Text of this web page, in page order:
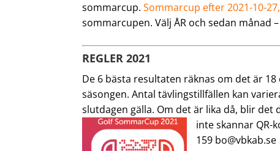
sommarcup.Sommarcup efter 2021-10-
sommarcupen. Välj ÅR och sedan månad
REGLER 2021
De 6 bästa resultaten räknas om det är
säsongen. Antal tävlingstillfällen kan
slutdagen gälla. Om det är lika då, blir det
inte skannar QR-
159 bo@vbkab.se